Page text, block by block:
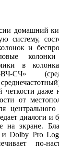
домашний
систему,
и
колонки
в
ВЧ-СЧ»
четкости
от
центрального
диалоги и
на экране.
и Dolby Pro
по-